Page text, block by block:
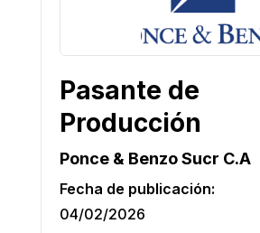
Pasante de
Producción
Ponce & Benzo Sucr C.A
Fecha de publicación:
04/02/2026